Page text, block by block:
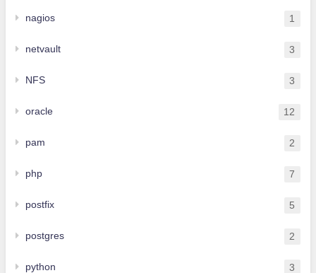
nagios 1
netvault 3
NFS 3
oracle 12
pam 2
php 7
postfix 5
postgres 2
python 3